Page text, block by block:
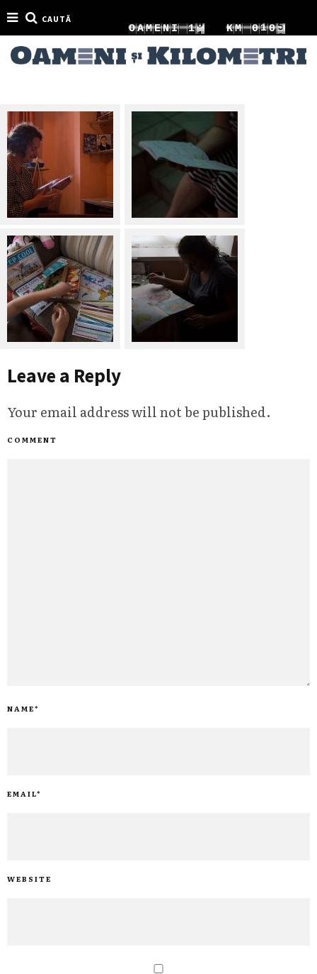
CAUTĂ
OAMENI
2
1
2
1 KM
0
12
1
2
1
4
3
Leave a Reply
Your email address will not be published.
COMMENT
NAME*
EMAIL*
WEBSITE